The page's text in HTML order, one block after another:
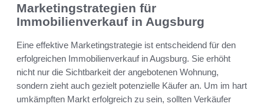
Marketingstrategien für
Immobilienverkauf in Augsburg
Eine effektive Marketingstrategie ist entscheidend für den
erfolgreichen Immobilienverkauf in Augsburg. Sie erhöht
nicht nur die Sichtbarkeit der angebotenen Wohnung,
sondern zieht auch gezielt potenzielle Käufer an. Um im hart
umkämpften Markt erfolgreich zu sein, sollten Verkäufer